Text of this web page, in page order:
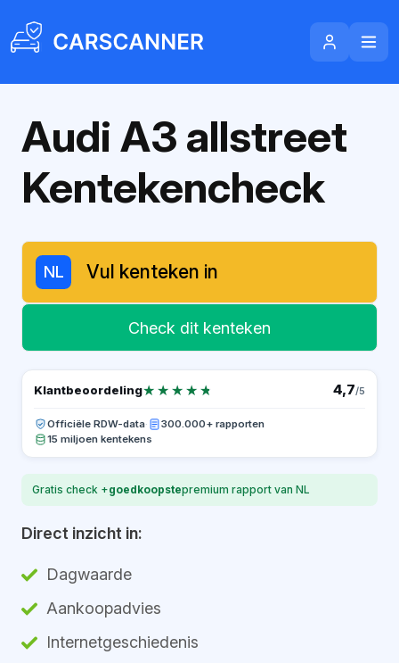
Audi A3 allstreet
Kentekencheck
NL
Check dit kenteken
Klantbeoordeling★★★★★
★★★★★ 4,7/5
Officiële RDW-data·
300.000+ rapporten
15 miljoen kentekens
Gratis check +goedkoopstepremium rapport van NL
Direct inzicht in:
Dagwaarde
Aankoopadvies
Internetgeschiedenis